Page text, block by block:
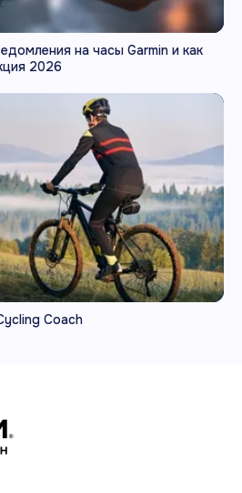
на часы Garmin и как
2026
Coach